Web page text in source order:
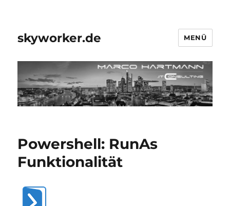
skyworker.de MENÜ
Powershell: RunAs
Funktionalität